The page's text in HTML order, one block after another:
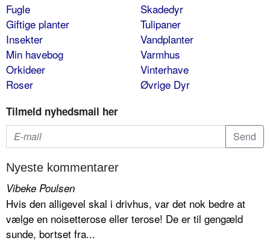
Fugle
Giftige planter
Insekter
Min havebog
Orkideer
Roser
Skadedyr
Tulipaner
Vandplanter
Varmhus
Vinterhave
Øvrige Dyr
Tilmeld nyhedsmail her
Nyeste kommentarer
Vibeke Poulsen
Hvis den alligevel skal i drivhus, var det nok bedre at
vælge en noisetterose eller terose! De er til gengæld
sunde, bortset fra...